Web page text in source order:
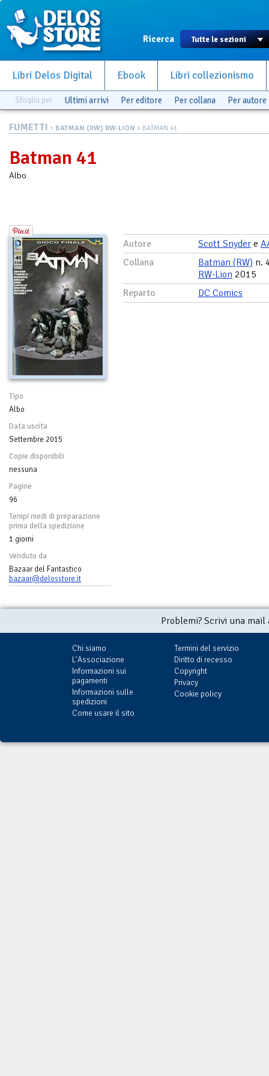
Ricerca
Libri Delos Digital Ebook Libri collezionismo
Sfoglia per Ultimi arrivi Per editore Per collana Per autore
FUMETTI > BATMAN (RW) RW-LION > BATMAN 41
Batman 41
Albo
Tipo
Albo
Data uscita
Settembre 2015
Copie disponibili
nessuna
Pagine
96
Tempi medi di preparazione
prima della spedizione
1 giorni
Venduto da
Bazaar del Fantastico
bazaar@delosstore.it
Autore Scott Snyder e
Collana
Batman (RW) n.
RW-Lion 2015
Reparto
DC Comics
Problemi? Scrivi una
Chi siamo
L'Associazione
Informazioni sui
pagamenti
Informazioni sulle
spedizioni
Come usare il sito
Termini del servizio
Diritto di recesso
Copyright
Privacy
Cookie policy